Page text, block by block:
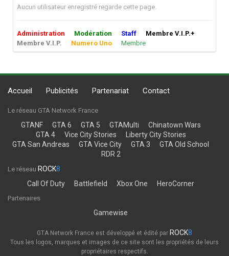
Aucun utilisateur enregistré regarde cette page.
Administration Modération Staff
Membre V.I.P.+
Membre V.I.P.
Numero Uno Membre
Accueil Publicités Partenariat Contact
Le réseau GTA Network France
GTANF GTA 6 GTA 5 GTAMulti
Chinatown Wars
GTA 4
Vice City Stories
Liberty City Stories
GTA San Andreas
GTA Vice City GTA 3
GTA Old School
RDR 2
Le réseau ROCK8
Call Of Duty
Battlefield Xbox One HeroCorner
Partenaires
Gamewise
GTA Network France est développé et édité par ROCK8
Tous les logos, marques et images de ce site sont les propriétés de leurs
propriétaires respectifs.